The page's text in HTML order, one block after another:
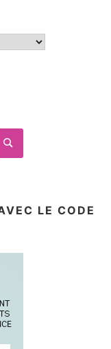
Search
LE CODE